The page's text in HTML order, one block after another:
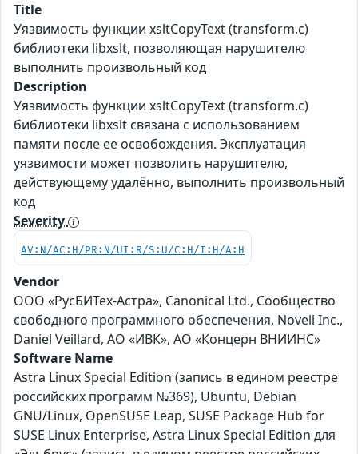
Title
Уязвимость функции xsltCopyText (transform.c)
библиотеки libxslt, позволяющая нарушителю
выполнить произвольный код
Description
Уязвимость функции xsltCopyText (transform.c)
библиотеки libxslt связана с использованием
памяти после ее освобождения. Эксплуатация
уязвимости может позволить нарушителю,
действующему удалённо, выполнить произвольный
код
Severity
AV:N/AC:H/PR:N/UI:R/S:U/C:H/I:H/A:H
Vendor
ООО «РусБИТех-Астра», Canonical Ltd., Сообщество
свободного программного обеспечения, Novell Inc.,
Daniel Veillard, АО «ИВК», АО «Концерн ВНИИНС»
Software Name
Astra Linux Special Edition (запись в едином реестре
российских программ №369), Ubuntu, Debian
GNU/Linux, OpenSUSE Leap, SUSE Package Hub for
SUSE Linux Enterprise, Astra Linux Special Edition для